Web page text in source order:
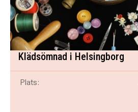
Klädsömnad i Helsingborg
Plats: